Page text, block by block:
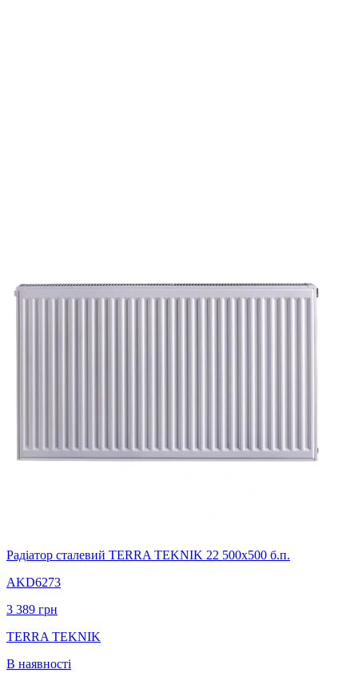
Радіатор сталевий TERRA TEKNIK 22 500х500 б.п.
AKD6273
3 389 грн
TERRA TEKNIK
В наявності